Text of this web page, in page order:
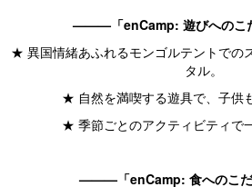
———「enCamp: 遊びへの
★ 異国情緒あふれるモンゴルテントでの
タル。
★ 自然を満喫する遊具で、子供
★ 季節ごとのアクティビティで
———「enCamp: 食へのこ